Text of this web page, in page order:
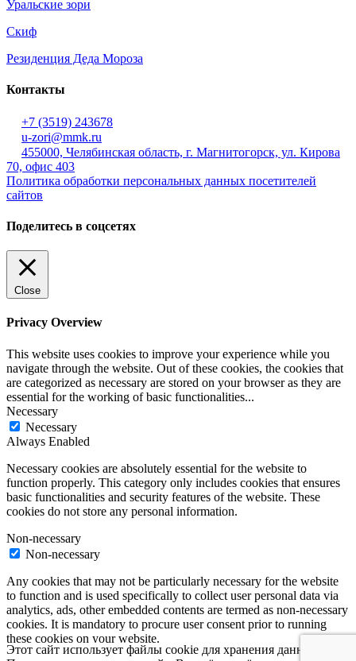
Уральские зори
Скиф
Резиденция Деда Мороза
Контакты
+7 (3519) 243678
u-zori@mmk.ru
455000, Челябинская область, г. Магнитогорск, ул. Кирова
70, офис 403
Политика обработки персональных данных посетителей
сайтов
Поделитесь в соцсетях
Этот сайт использует файлы cookie для хранения данных.
Close
Privacy Overview
This website uses cookies to improve your experience while you
navigate through the website. Out of these cookies, the cookies that
are categorized as necessary are stored on your browser as they are
essential for the working of basic functionalities...
Necessary
Necessary
Always Enabled
Necessary cookies are absolutely essential for the website to
function properly. This category only includes cookies that ensures
basic functionalities and security features of the website. These
cookies do not store any personal information.
Non-necessary
Non-necessary
Any cookies that may not be particularly necessary for the website
to function and is used specifically to collect user personal data via
analytics, ads, other embedded contents are termed as non-necessary
cookies. It is mandatory to procure user consent prior to running
these cookies on your website.